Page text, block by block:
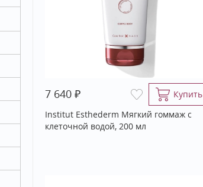
7 640 ₽
Купить
Institut Esthederm Мягкий гоммаж с
клеточной водой, 200 мл